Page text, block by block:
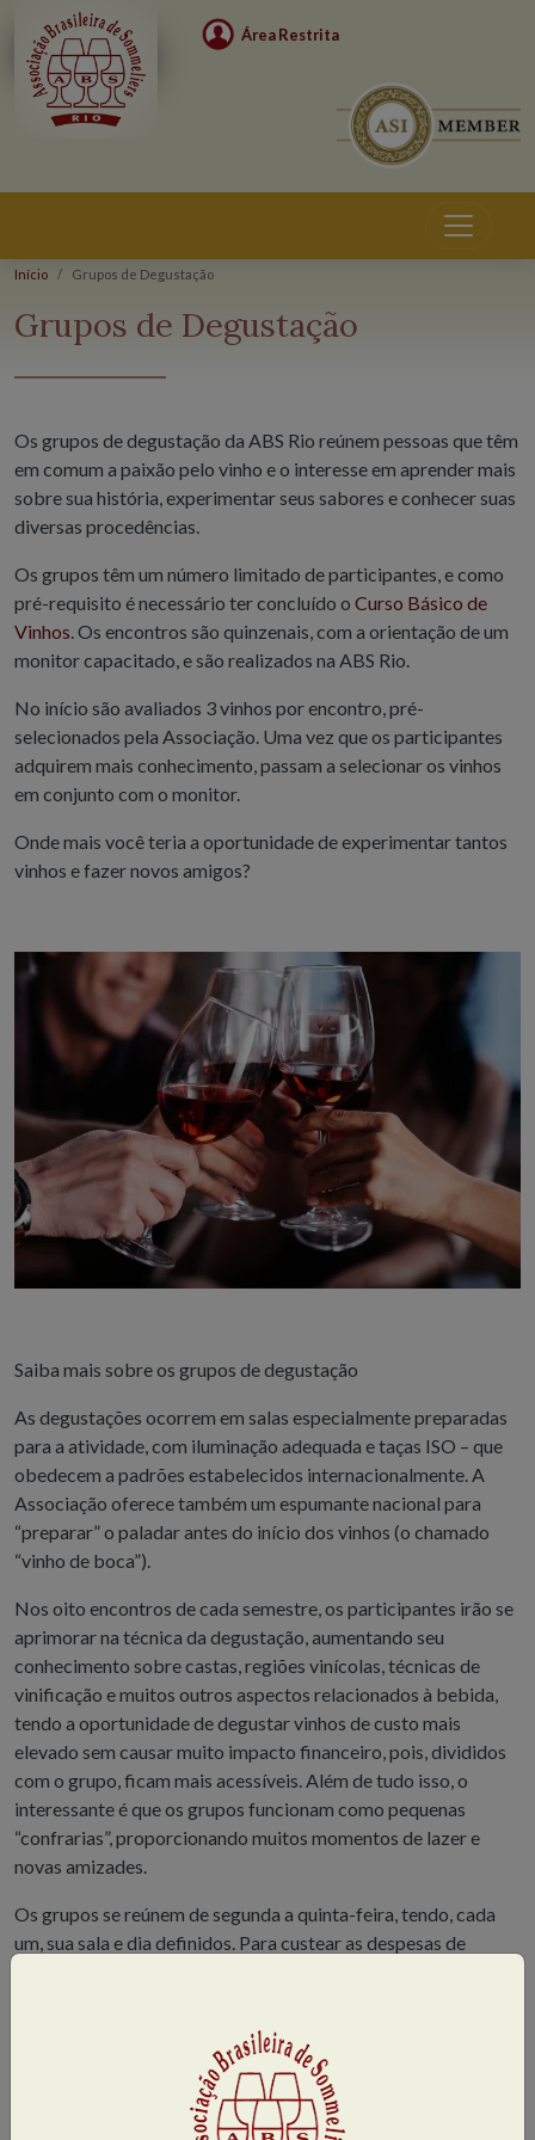
Área Restrita
Início Grupos de Degustação
Grupos de Degustação
Os grupos de degustação da ABS Rio reúnem pessoas que têm
em comum a paixão pelo vinho e o interesse em aprender mais
sobre sua história, experimentar seus sabores e conhecer suas
diversas procedências.
Os grupos têm um número limitado de participantes, e como
pré-requisito é necessário ter concluído o Curso Básico de
Vinhos . Os encontros são quinzenais, com a orientação de um
monitor capacitado, e são realizados na ABS Rio.
No início são avaliados 3 vinhos por encontro, pré-
selecionados pela Associação. Uma vez que os participantes
adquirem mais conhecimento, passam a selecionar os vinhos
em conjunto com o monitor.
Onde mais você teria a oportunidade de experimentar tantos
vinhos e fazer novos amigos?
Saiba mais sobre os grupos de degustação
As degustações ocorrem em salas especialmente preparadas
para a atividade, com iluminação adequada e taças ISO – que
obedecem a padrões estabelecidos internacionalmente. A
Associação oferece também um espumante nacional para
“preparar” o paladar antes do início dos vinhos (o chamado
“vinho de boca”).
Nos oito encontros de cada semestre, os participantes irão se
aprimorar na técnica da degustação, aumentando seu
conhecimento sobre castas, regiões vinícolas, técnicas de
vinificação e muitos outros aspectos relacionados à bebida,
tendo a oportunidade de degustar vinhos de custo mais
elevado sem causar muito impacto financeiro, pois, divididos
com o grupo, ficam mais acessíveis. Além de tudo isso, o
interessante é que os grupos funcionam como pequenas
“confrarias”, proporcionando muitos momentos de lazer e
novas amizades.
Os grupos se reúnem de segunda a quinta-feira, tendo, cada
um, sua sala e dia definidos. Para custear as despesas de
início de cada semestre. Os vinhos degustados são comprados
pela ABS, com descontos que podem chegar a 50%, conforme
a importadora, e financiados ao associado em duas ou três